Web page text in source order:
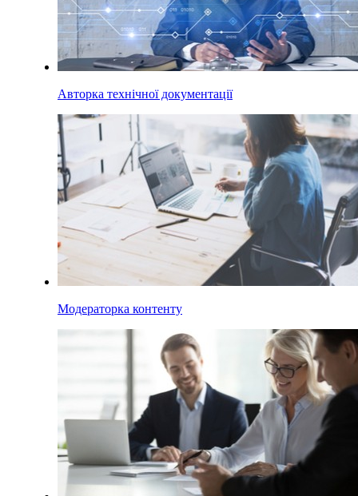
Авторка технічної документації
Модераторка контенту